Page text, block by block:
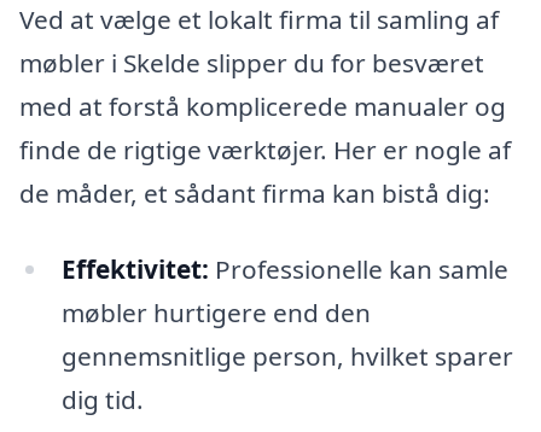
Ved at vælge et lokalt firma til samling af
møbler i Skelde slipper du for besværet
med at forstå komplicerede manualer og
finde de rigtige værktøjer. Her er nogle af
de måder, et sådant firma kan bistå dig:
Effektivitet: Professionelle kan samle
møbler hurtigere end den
gennemsnitlige person, hvilket sparer
dig tid.